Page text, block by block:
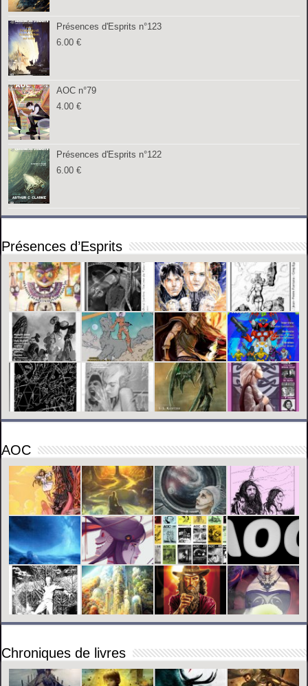
Présences d'Esprits n°123
6.00€
AOC n°79
4.00€
Présences d'Esprits n°122
6.00€
Présences d’Esprits
AOC
Chroniques de livres